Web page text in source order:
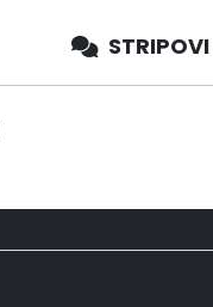
STRIPOVI